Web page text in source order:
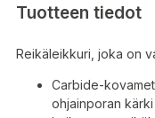
Tuotteen tiedot
Reikäleikkuri, joka on
Carbide-
ohjainporan kärki